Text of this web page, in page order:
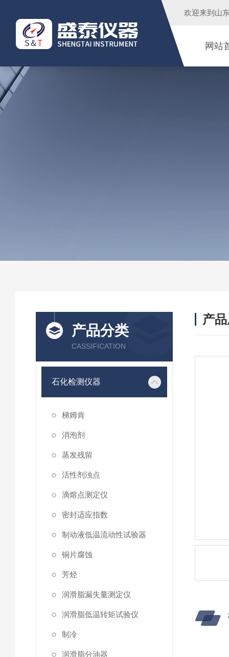
欢迎来到 山
网站
产品分类
CASSIFICATION
石化检测仪器
梯姆肯
消泡剂
蒸发残留
活性剂浊点
滴熔点测定仪
密封适应指数
制动液低温流动性试验器
铜片腐蚀
芳烃
润滑脂漏失量测定仪
润滑脂低温转矩试验仪
制冷
润滑脂分油器
产